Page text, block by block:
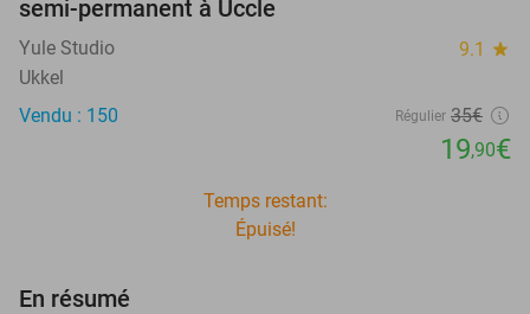
semi-permanent à Uccle
Yule Studio 9.1 star
Ukkel
Vendu : 150
Régulier 35€
19,90€
Temps restant:
Épuisé!
En résumé